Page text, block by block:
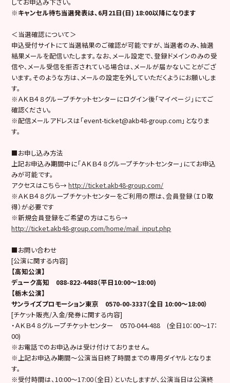
※キャンセル待ち当選発表は、 6月21日(日) 18:00以降になります
＜当選確認について＞
申込受付サイトにて当選結果のご確認が可能ですが、 当選者のみ、抽選
結果メールを配信いたします。 なお、メール設定で、登録ドメインのみの受
信や、メール受信を拒否されている場合は、メールが届かないことがござ
います。そのような方は、メールの設定を外していただくようにお願いしま
す。
※ＡＫＢ４８グループチケットセンターにログイン後「マイページ」にてご
確認ください。
※配信メールアドレスは「event-ticket@akb48-group.com 」となりま
す。
■お申し込み方法
上記お申込み期間中に「ＡＫＢ４８グループチケットセンター」にてお申込
みが可能です。
アクセスはこちら→http://ticket.akb48-group.com/
※ＡＫＢ４８グループチケットセンターをご利用の際は、会員登録（ＩＤ取
得）が必要です
※新規会員登録をご希望の方はこちら→
http://ticket.akb48-group.com/home/mail_input.php
■お問い合わせ
[公演に関する内容]
【高知公演】
デューク高知 088-822-4488（平日10:00～18:00)
【栃木公演】
サンライズプロモーション東京 0570-00-3337（全日 10:00～18:00）
[チケット販売/入金/発券に関する内容]
・ＡＫＢ４８グループチケットセンター0570-044-488 (全日10：00～17：
00)
※お電話でのお申込みは受け付けておりません。
※ 上記お申込み期間～公演当日終了時間までの専用ダイヤルとなりま
す。
※受付時間は、10:00～17:00（全日）といたしますが、公演当日は公演終